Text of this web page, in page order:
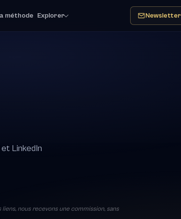
méthode Explorer Newsletter
LinkedIn
nous recevons une commission, sans